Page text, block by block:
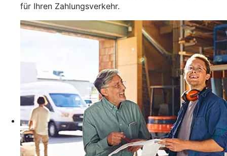
für Ihren Zahlungsverkehr.